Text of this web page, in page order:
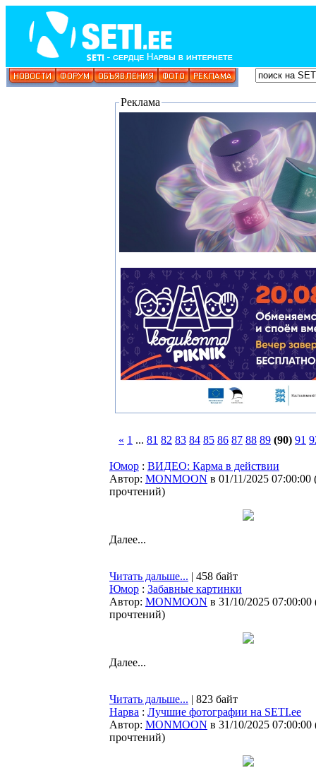
Реклама
« 1 ... 81 82 83 84 85 86 87 88 89 (90) 91
Юмор : ВИДЕО: Карма в действии
Автор: MONMOON в 01/11/2025 07:00:00
прочтений)
Далее...
Читать дальше... | 458 байт
Юмор : Забавные картинки
Автор: MONMOON в 31/10/2025 07:00:00
прочтений)
Далее...
Читать дальше... | 823 байт
Нарва : Лучшие фотографии на SETI.ee
Автор: MONMOON в 31/10/2025 07:00:00
прочтений)